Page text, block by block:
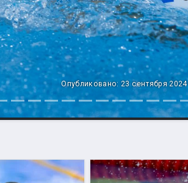
Опубликовано: 23 сентября 2024